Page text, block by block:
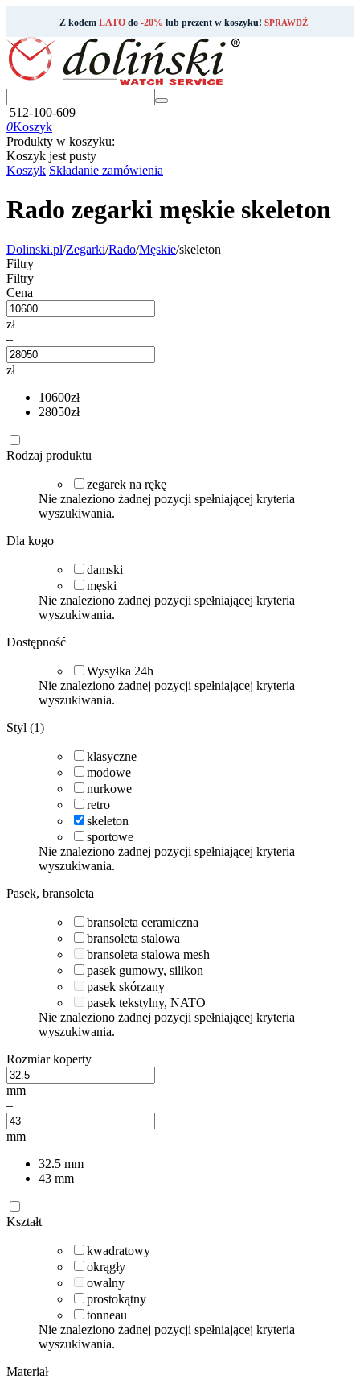
Z kodem LATOdo -20% lub prezent w koszyku! SPRAWDŹ
512-100-609
0Koszyk
Produkty w koszyku:
Koszyk jest pusty
Koszyk Składanie zamówienia
Rado zegarki męskie skeleton
Dolinski.pl/Zegarki/Rado/Męskie/skeleton
Filtry
Filtry
Cena
zł
–
zł
10600zł
28050zł
Rodzaj produktu
zegarek na rękę
Nie znaleziono żadnej pozycji spełniającej kryteria
wyszukiwania.
Dla kogo
damski
męski
Nie znaleziono żadnej pozycji spełniającej kryteria
wyszukiwania.
Dostępność
Wysyłka 24h
Nie znaleziono żadnej pozycji spełniającej kryteria
wyszukiwania.
Styl (1)
klasyczne
modowe
nurkowe
retro
skeleton
sportowe
Nie znaleziono żadnej pozycji spełniającej kryteria
wyszukiwania.
Pasek, bransoleta
bransoleta ceramiczna
bransoleta stalowa
bransoleta stalowa mesh
pasek gumowy, silikon
pasek skórzany
pasek tekstylny, NATO
Nie znaleziono żadnej pozycji spełniającej kryteria
wyszukiwania.
Rozmiar koperty
mm
–
mm
32.5 mm
43 mm
Kształt
kwadratowy
okrągły
owalny
prostokątny
tonneau
Nie znaleziono żadnej pozycji spełniającej kryteria
wyszukiwania.
Materiał